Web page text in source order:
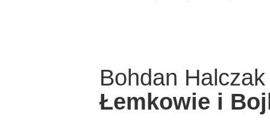
Bohdan Halczak
Łemkowie i